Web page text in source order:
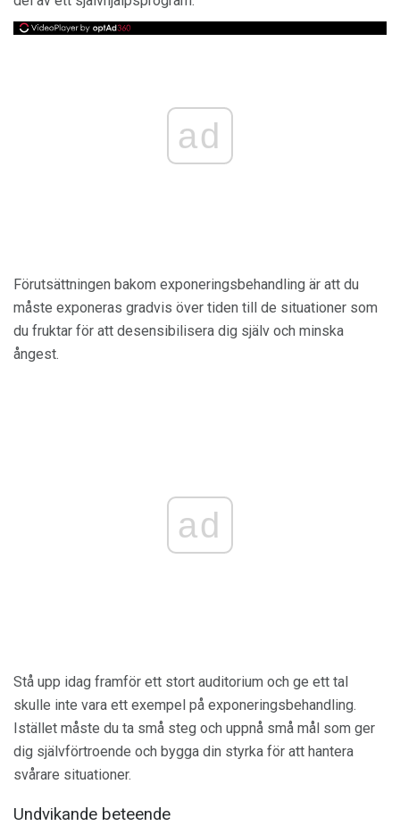
ad
Förutsättningen bakom exponeringsbehandling är att du
måste exponeras gradvis över tiden till de situationer som
du fruktar för att desensibilisera dig själv och minska
ångest.
ad
Stå upp idag framför ett stort auditorium och ge ett tal
skulle inte vara ett exempel på exponeringsbehandling.
Istället måste du ta små steg och uppnå små mål som ger
dig självförtroende och bygga din styrka för att hantera
svårare situationer.
Undvikande beteende